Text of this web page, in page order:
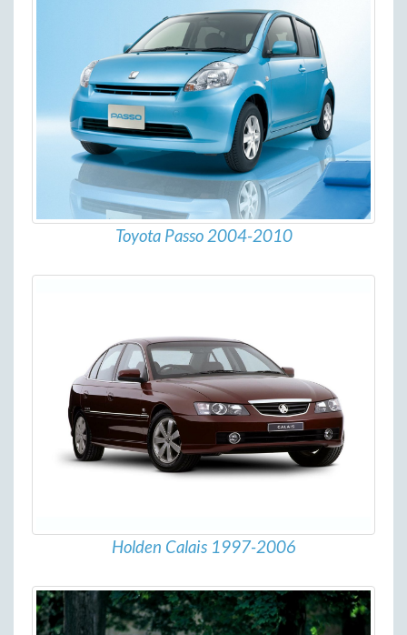
Toyota Passo 2004-2010
Holden Calais 1997-2006